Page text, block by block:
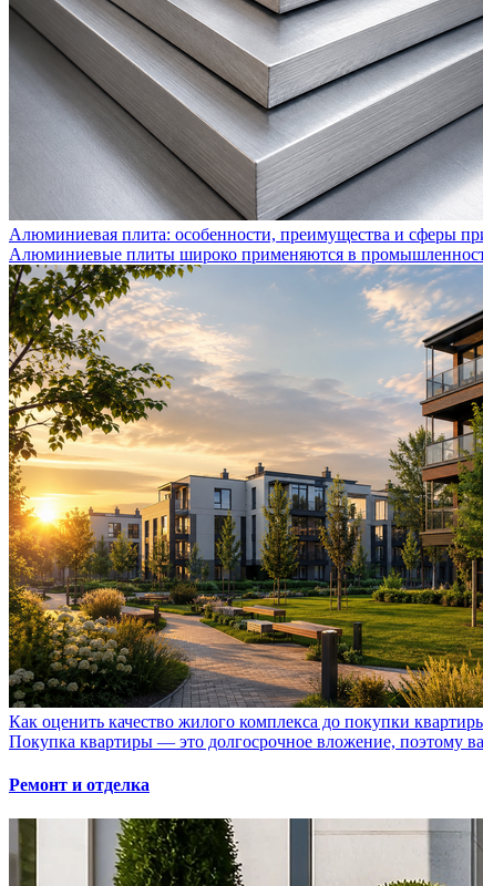
Алюминиевая плита: особенности, преимущества и сферы
Алюминиевые плиты широко применяются в
Как оценить качество жилого комплекса до покупки
Покупка квартиры — это долгосрочное вложение, поэтому
Ремонт и отделка